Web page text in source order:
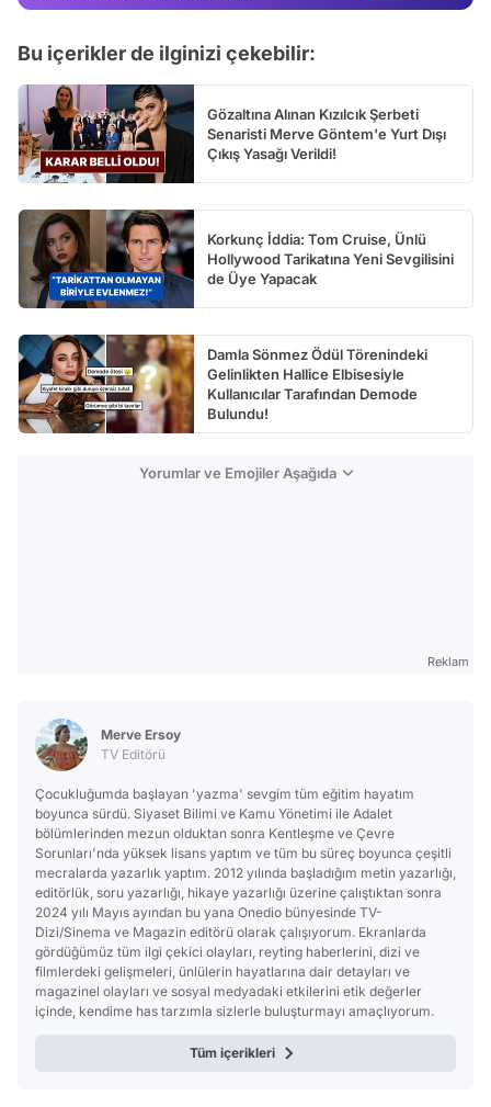
Bu içerikler de ilginizi çekebilir:
Gözaltına Alınan Kızılcık Şerbeti
Senaristi Merve Göntem'e Yurt Dışı
Çıkış Yasağı Verildi!
Korkunç İddia: Tom Cruise, Ünlü
Hollywood Tarikatına Yeni Sevgilisini
de Üye Yapacak
Damla Sönmez Ödül Törenindeki
Gelinlikten Hallice Elbisesiyle
Kullanıcılar Tarafından Demode
Bulundu!
Yorumlar ve Emojiler Aşağıda
Reklam
Merve Ersoy
TV Editörü
Çocukluğumda başlayan 'yazma' sevgim tüm eğitim hayatım
boyunca sürdü. Siyaset Bilimi ve Kamu Yönetimi ile Adalet
bölümlerinden mezun olduktan sonra Kentleşme ve Çevre
Sorunları'nda yüksek lisans yaptım ve tüm bu süreç boyunca çeşitli
mecralarda yazarlık yaptım. 2012 yılında başladığım metin yazarlığı,
editörlük, soru yazarlığı, hikaye yazarlığı üzerine çalıştıktan sonra
2024 yılı Mayıs ayından bu yana Onedio bünyesinde TV-
Dizi/Sinema ve Magazin editörü olarak çalışıyorum. Ekranlarda
gördüğümüz tüm ilgi çekici olayları, reyting haberlerini, dizi ve
filmlerdeki gelişmeleri, ünlülerin hayatlarına dair detayları ve
magazinel olayları ve sosyal medyadaki etkilerini etik değerler
içinde, kendime has tarzımla sizlerle buluşturmayı amaçlıyorum.
Tüm içerikleri